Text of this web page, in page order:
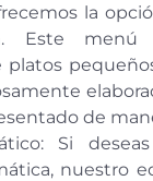
la
Este
platos
de
Si
nuestro